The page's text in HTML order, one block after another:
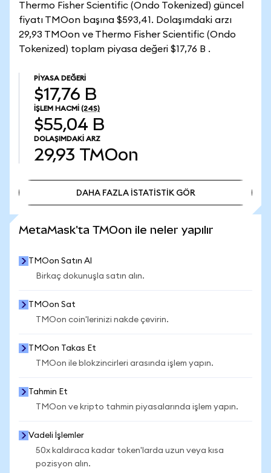
Thermo Fisher Scientific (Ondo Tokenized) güncel
fiyatı TMOon başına $593,41. Dolaşımdaki arzı
29,93 TMOon ve Thermo Fisher Scientific (Ondo
Tokenized) toplam piyasa değeri $17,76 B .
PIYASA DEĞERI
$17,76 B
İŞLEM HACMI (24S)
$55,04 B
DOLAŞIMDAKI ARZ
29,93 TMOon
DAHA FAZLA İSTATİSTİK GÖR
MetaMask'ta TMOon ile neler yapılır
TMOon Satın Al
Birkaç dokunuşla satın alın.
TMOon Sat
TMOon coin'lerinizi nakde çevirin.
TMOon Takas Et
TMOon ile blokzincirleri arasında işlem yapın.
Tahmin Et
TMOon ve kripto tahmin piyasalarında işlem yapın.
Vadeli İşlemler
50x kaldıraca kadar token'larda uzun veya kısa
pozisyon alın.